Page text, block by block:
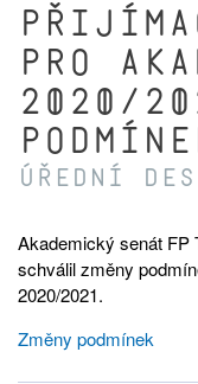
pro
2020/
Úřední
Akademický senát FP
schválil změny
2020/2021.
Změny podmínek